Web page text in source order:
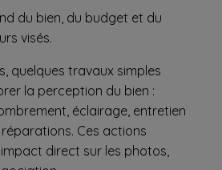
du bien, du budget et du
visés.
quelques travaux simples
la perception du bien :
éclairage, entretien
Ces actions
direct sur les photos,